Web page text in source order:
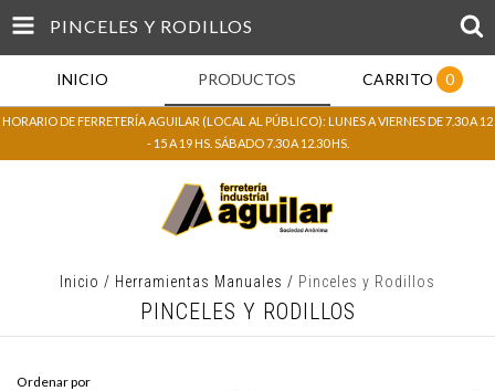
PINCELES Y RODILLOS
INICIO PRODUCTOS CARRITO 0
HORARIO DE FERRETERÍA AGUILAR (LOCAL AL PÚBLICO): LUNES A VIERNES DE 7.30 A 12
- 15 A 19 HS. SÁBADO 7.30 A 12.30 HS.
Inicio / Herramientas Manuales / Pinceles y Rodillos
PINCELES Y RODILLOS
Ordenar por